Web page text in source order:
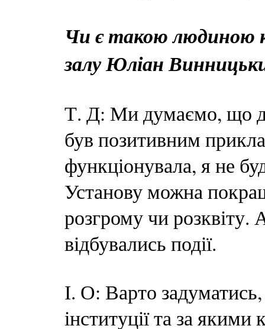
Чи є такою людиною
залу Юліан
Т. Д: Ми думаємо, що
був позитивним
функціонувала, я не
Установу можна
розгрому чи розквіту.
відбувались події.
І. О: Варто
інституції та за